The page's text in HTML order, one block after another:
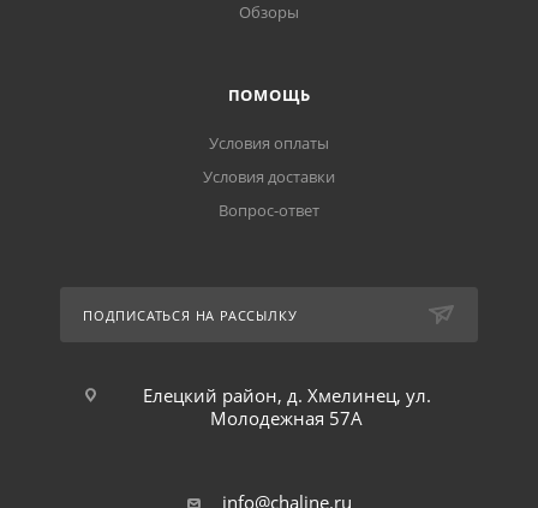
Обзоры
ПОМОЩЬ
Условия оплаты
Условия доставки
Вопрос-ответ
ПОДПИСАТЬСЯ НА РАССЫЛКУ
Елецкий район, д. Хмелинец, ул.
Молодежная 57А
info@chaline.ru